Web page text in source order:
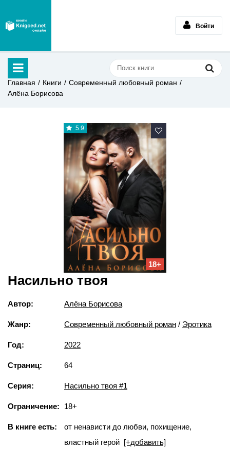
Войти
Главная Книги
Современный любовный роман
Алёна Борисова
5.9
18+
Насильно твоя
Автор: Алёна Борисова
Жанр: Современный любовный роман / Эротика
Год: 2022
Страниц: 64
Серия: Насильно твоя #1
Ограничение: 18+
В книге есть:
от ненависти до любви, похищение,
властный герой [+добавить]